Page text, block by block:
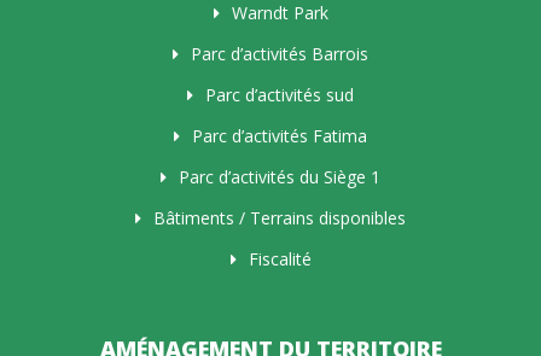
Warndt Park
Parc d’activités Barrois
Parc d’activités sud
Parc d’activités Fatima
Parc d’activités du Siège 1
Bâtiments / Terrains disponibles
Fiscalité
AMÉNAGEMENT DU TERRITOIRE